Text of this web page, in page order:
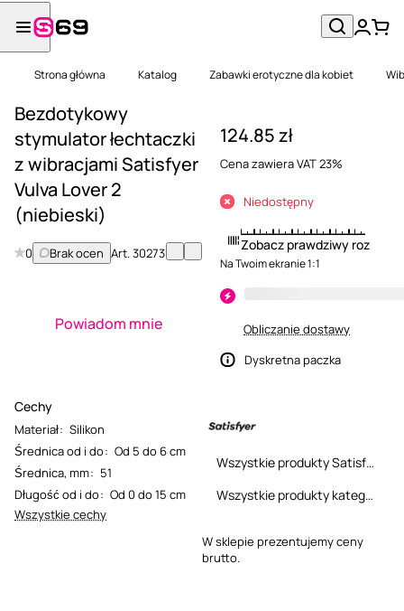
Strona główna Katalog Zabawki erotyczne dla kobiet
Bezdotykowy
stymulator łechtaczki
z wibracjami Satisfyer
Vulva Lover 2
(niebieski)
0 Brak ocen Art.30273
Powiadom mnie
Cechy
Materiał: Silikon
Średnica od i do: Od 5 do 6 cm
Średnica, mm: 51
Długość od i do: Od 0 do 15 cm
Wszystkie cechy
124.85 zł
Cena zawiera VAT 23%
Niedostępny
Zobacz prawdziwy rozmiar
Na Twoim ekranie 1:1
Obliczanie dostawy
Dyskretna paczka
Wszystkie produkty Satisfyer
Wszystkie produkty kategorii
W sklepie prezentujemy ceny
brutto.